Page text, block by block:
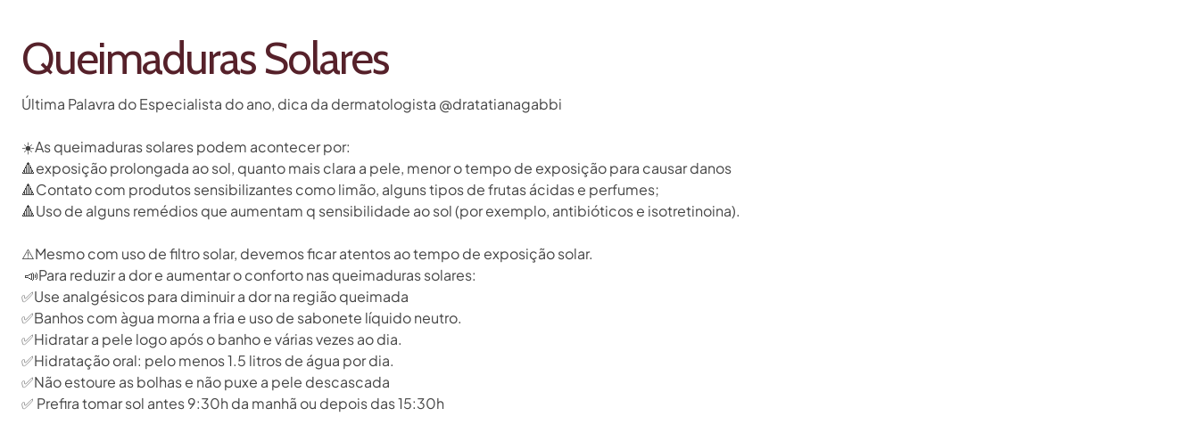
Queimaduras Solares
Última Palavra do Especialista do ano, dica da dermatologista @dratatianagabbi⁣
☀️As queimaduras solares podem acontecer por:⁣
🔺exposição prolongada ao sol, quanto mais clara a pele, menor o tempo de exposição para causar danos⁣
🔺Contato com produtos sensibilizantes como limão, alguns tipos de frutas ácidas e perfumes;⁣
🔺Uso de alguns remédios que aumentam q sensibilidade ao sol (por exemplo, antibióticos e isotretinoina).⁣
⚠️Mesmo com uso de filtro solar, devemos ficar atentos ao tempo de exposição solar.⁣
📣Para reduzir a dor e aumentar o conforto nas queimaduras solares: ⁣
✅Use analgésicos para diminuir a dor na região queimada ⁣
✅Banhos com àgua morna a fria e uso de sabonete líquido neutro.⁣
✅Hidratar a pele logo após o banho e várias vezes ao dia. ⁣
✅Hidratação oral: pelo menos 1.5 litros de água por dia.⁣
✅Não estoure as bolhas e não puxe a pele descascada⁣
✅ Prefira tomar sol antes 9:30h da manhã ou depois das 15:30h⁣